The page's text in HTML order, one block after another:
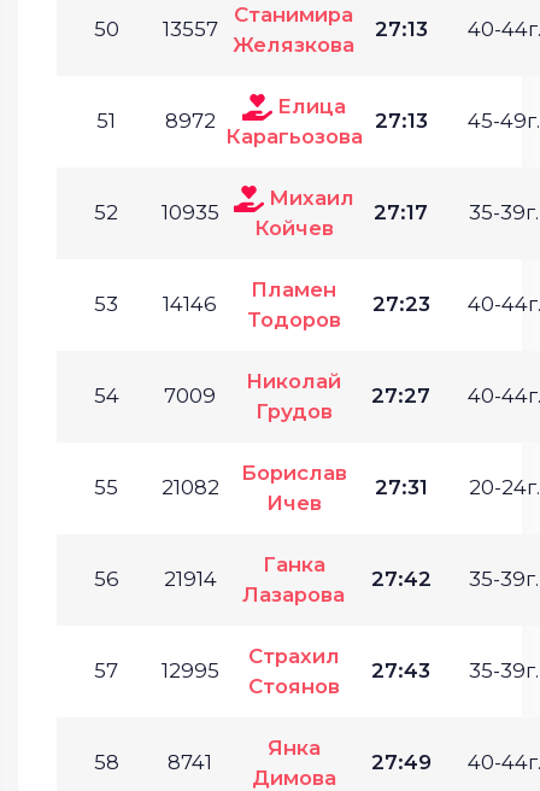
50 13557
Станимира
Желязкова
27:13 40-44г.
51 8972
Елица
Карагьозова
27:13 45-49г.
52 10935
Михаил
Койчев
27:17 35-39г.
53 14146
Пламен
Тодоров
27:23 40-44г.
54 7009
Николай
Грудов
27:27 40-44г.
55 21082
Борислав
Ичев
27:31 20-24г.
56 21914
Ганка
Лазарова
27:42 35-39г.
57 12995
Страхил
Стоянов
27:43 35-39г.
58 8741
Янка
Димова
27:49 40-44г.